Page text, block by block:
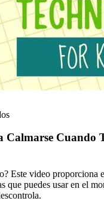
Calmarse Cuando
Este video proporciona
que puedes usar en el